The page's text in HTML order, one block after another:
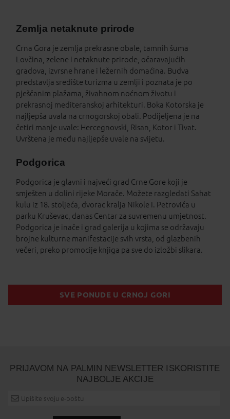
Zemlja netaknute prirode
Crna Gora je zemlja prekrasne obale, tamnih šuma
Lovčina, zelene i netaknute prirode, očaravajućih
gradova, izvrsne hrane i ležernih domaćina. Budva
predstavlja središte turizma u zemlji i poznata je po
pješčanim plažama, živahnom noćnom životu i
prekrasnoj mediteranskoj arhitekturi. Boka Kotorska je
najljepša uvala na crnogorskoj obali. Podijeljena je na
četiri manje uvale: Hercegnovski, Risan, Kotor i Tivat.
Uvrštena je među najljepše uvale na svijetu.
Podgorica
Podgorica je glavni i najveći grad Crne Gore koji je
smješten u dolini rijeke Morače. Možete razgledati Sahat
kulu iz 18. stoljeća, dvorac kralja Nikole I. Petrovića u
parku Kruševac, danas Centar za suvremenu umjetnost.
Podgorica je inače i grad galerija u kojima se održavaju
brojne kulturne manifestacije svih vrsta, od glazbenih
večeri, preko promocije knjiga pa sve do izložbi slikara.
SVE PONUDE U CRNOJ GORI
PRIJAVOM NA PALMIN NEWSLETTER ISKORISTITE
NAJBOLJE AKCIJE